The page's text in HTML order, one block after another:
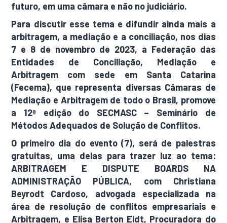
futuro, em uma câmara e não no judiciário.
Para discutir esse tema e difundir ainda mais a
arbitragem, a mediação e a conciliação, nos dias
7 e 8 de novembro de 2023, a Federação das
Entidades de Conciliação, Mediação e
Arbitragem com sede em Santa Catarina
(Fecema), que representa diversas Câmaras de
Mediação e Arbitragem de todo o Brasil, promove
a 12ª edição do SECMASC – Seminário de
Métodos Adequados de Solução de Conflitos.
O primeiro dia do evento (7), será de palestras
gratuitas, uma delas para trazer luz ao tema:
ARBITRAGEM E DISPUTE BOARDS NA
ADMINISTRAÇÃO PÚBLICA, com Christiana
Beyrodt Cardoso, advogada especializada na
área de resolução de conflitos empresariais e
Arbitragem, e Elisa Berton Eidt, Procuradora do